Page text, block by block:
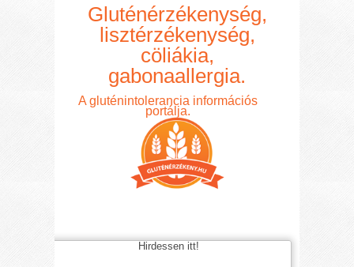
Gluténérzékenység,
lisztérzékenység,
cöliákia,
gabonaallergia.
A gluténintolerancia információs
portálja.
Hirdessen itt!